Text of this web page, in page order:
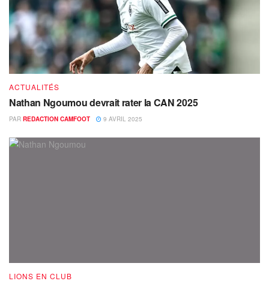
ACTUALITÉS
Nathan Ngoumou devrait rater la CAN 2025
PAR REDACTION CAMFOOT 9 AVRIL 2025
LIONS EN CLUB